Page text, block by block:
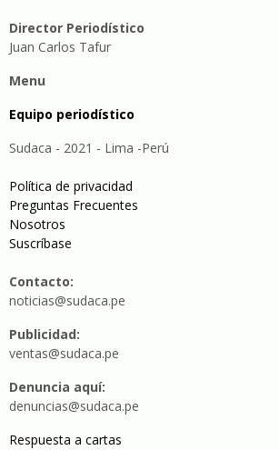
Director Periodístico
Juan Carlos Tafur
Menu
Equipo periodístico
Sudaca - 2021 - Lima -Perú
Política de privacidad
Preguntas Frecuentes
Nosotros
Suscríbase
Contacto:
noticias@sudaca.pe
Publicidad:
ventas@sudaca.pe
Denuncia aquí:
denuncias@sudaca.pe
Respuesta a cartas